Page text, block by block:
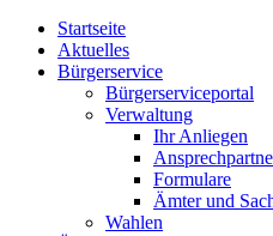
Startseite
Aktuelles
Bürgerservice
Bürgerserviceportal
Verwaltung
Ihr Anliegen
Formulare
Ämter und
Wahlen